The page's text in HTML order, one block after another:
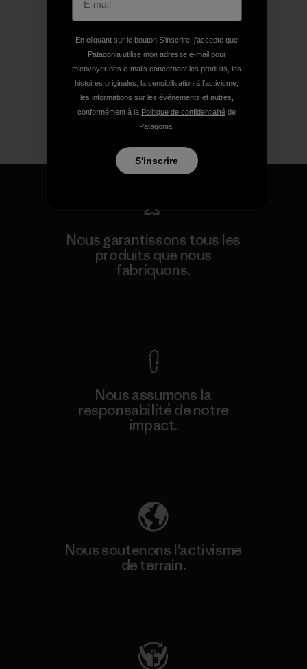
Nous garantissons tous les
produits que nous
fabriquons.
Nous assumons la
responsabilité de notre
impact.
Nous soutenons l'activisme
de terrain.
En cliquant sur le bouton S’inscrire, j'accepte que
Patagonia utilise mon adresse e-mail pour
m'envoyer des e-mails concernant les produits, les
histoires originales, la sensibilisation à l'activisme,
les informations sur les événements et autres,
conformément à la Politique de confidentialité de
Patagonia.
S'inscrire